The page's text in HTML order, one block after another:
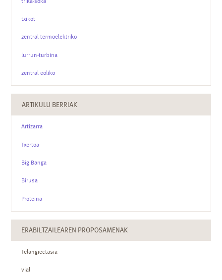
txikot
zentral termoelektriko
lurrun-turbina
zentral eoliko
ARTIKULU BERRIAK
Artizarra
Txertoa
Big Banga
Birusa
Proteina
ERABILTZAILEAREN PROPOSAMENAK
Telangiectasia
vial